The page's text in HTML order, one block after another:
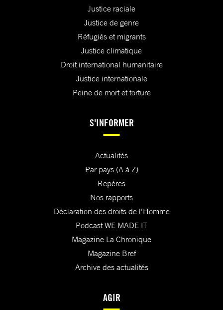
Justice raciale
Justice de genre
Réfugiés et migrants
Justice climatique
Droit international humanitaire
Justice internationale
Peine de mort et torture
S'INFORMER
Actualités
Par pays (A à Z)
Repères
Nos rapports
Déclaration des droits de l'Homme
Podcast WE MADE IT
Magazine La Chronique
Magazine Bref
Archive des actualités
AGIR